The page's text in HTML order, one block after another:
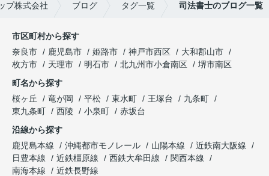
プ株式会社 ブログ タグ一覧 司法書士のブログ一覧
市区町村から探す
奈良市
鹿児島市 姫路市 神戸市西区
大和郡山市
枚方市
天理市 明石市 北九州市小倉南区
堺市南区
町名から探す
桜ヶ丘
竜が岡 平松 東水町 王塚台
九条町
東九条町
西陵 小泉町
赤坂台
沿線から探す
鹿児島本線
沖縄都市モノレール 山陽本線
近鉄南大阪線
日豊本線
近鉄橿原線 西鉄大牟田線
関西本線
南海本線
近鉄長野線